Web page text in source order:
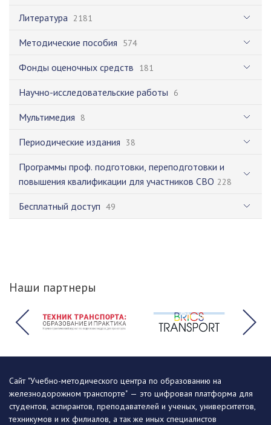
Литература 2181
Методические пособия 574
Фонды оценочных средств 181
Научно-исследовательские работы 6
Мультимедия 8
Периодические издания 38
Программы проф. подготовки, переподготовки и
повышения квалификации для участников СВО 228
Бесплатный доступ 49
Наши партнеры
Сайт "Учебно-методического центра по образованию на
железнодорожном транспорте" — это цифровая платформа для
студентов, аспирантов, преподавателей и ученых, университетов,
техникумов и их филиалов, а так же иных специалистов